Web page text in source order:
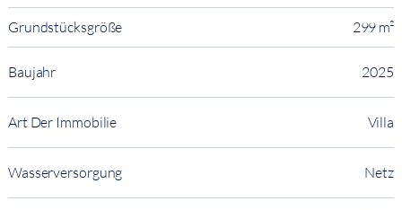
Grundstücksgröße 299 m²
Baujahr 2025
Art Der Immobilie Villa
Wasserversorgung Netz